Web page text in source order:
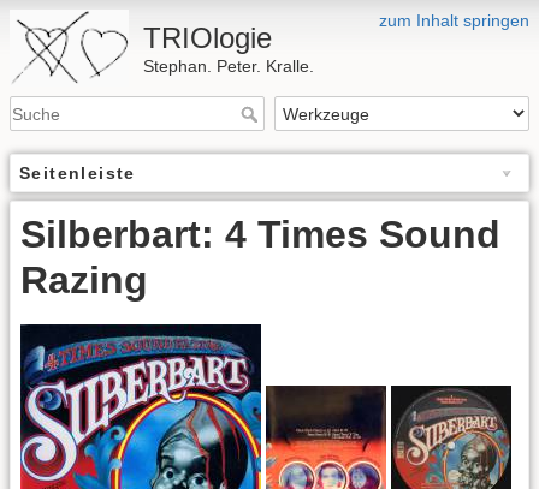
zum Inhalt springen
TRIOlogie
Stephan. Peter. Kralle.
Seitenleiste
Silberbart: 4 Times Sound
Razing